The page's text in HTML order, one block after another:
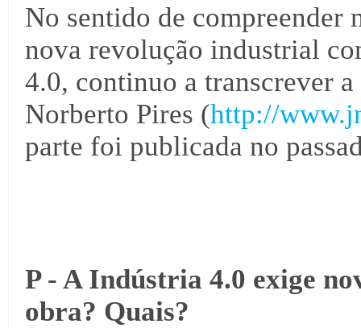
No sentido de compreender
nova revolução industrial
4.0, continuo a transcrever
Norberto Pires (http://
parte foi publicada no
P - A Indústria 4.0 exige
obra? Quais?